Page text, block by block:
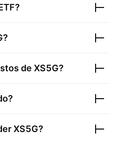
?
de XS5G?
XS5G?